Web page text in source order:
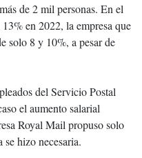
de 2 mil personas. En el
en 2022, la empresa que
solo 8 y 10%, a pesar de
del Servicio Postal
el aumento salarial
Royal Mail propuso solo
hizo necesaria.